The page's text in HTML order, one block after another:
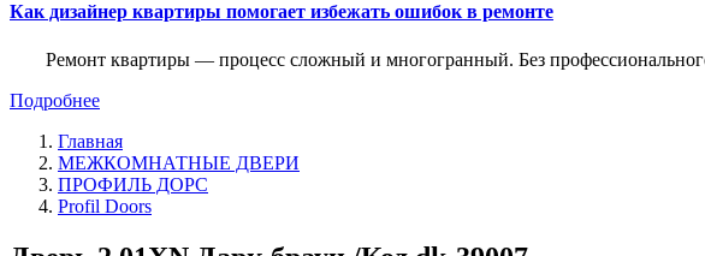
Как дизайнер квартиры помогает избежать ошибок в ремонте
Ремонт квартиры — процесс сложный и многогранный. Без
Подробнее
Главная
МЕЖКОМНАТНЫЕ ДВЕРИ
ПРОФИЛЬ ДОРС
Profil Doors